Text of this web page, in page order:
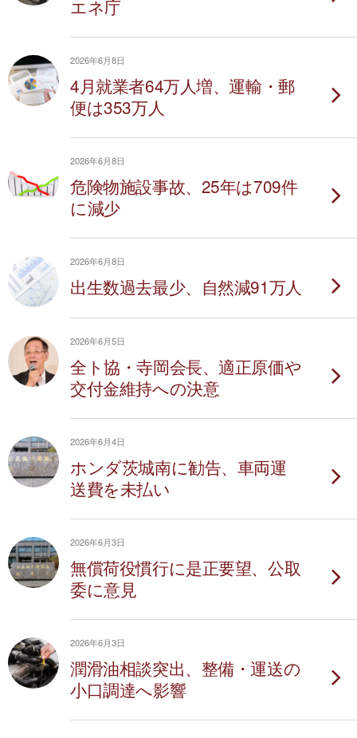
エネ庁
2026年6月8日
4月就業者64万人増、運輸・郵
便は353万人
2026年6月8日
危険物施設事故、25年は709件
に減少
2026年6月8日
出生数過去最少、自然減91万人
2026年6月5日
全ト協・寺岡会長、適正原価や
交付金維持への決意
2026年6月4日
ホンダ茨城南に勧告、車両運
送費を未払い
2026年6月3日
無償荷役慣行に是正要望、公取
委に意見
2026年6月3日
潤滑油相談突出、整備・運送の
小口調達へ影響